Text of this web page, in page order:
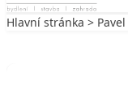
Hlavní stránka > Pavel